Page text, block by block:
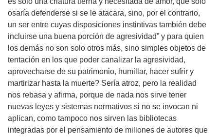
osaría defenderse si se le atacara, sino, por el contrario,
un ser entre cuyas disposiciones instintivas también debe
incluirse una buena porción de agresividad” y para quien
los demás no son solo otros más, sino simples objetos de
tentación en los que poder canalizar la agresividad,
aprovecharse de su patrimonio, humillar, hacer sufrir y
martirizar hasta la muerte? Sería atroz, pero la realidad
nos rebasa y afirma, porque de nada nos sirve tener
nuevas leyes y sistemas normativos si no se invocan ni
aplican, como tampoco nos sirven las bibliotecas
integradas por el pensamiento de millones de autores que